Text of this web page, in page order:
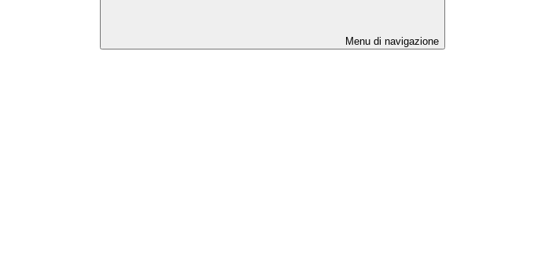
Menu di navigazione